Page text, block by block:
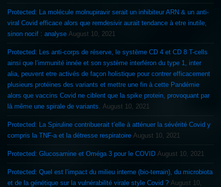
Protected: La molécule molnupiravir serait un inhibiteur ARN & un anti-
viral Covid efficace alors que remdesivir aurait tendance à etre inutile,
sinon nocif : analyse August 10, 2021
Protected: Les anti-corps de réserve, le système CD 4 et CD 8 T-cells
ainsi que l’immunité innée et son système interféron du type 1, inter
alia, peuvent etre activés de façon holistique pour contrer efficacement
plusieurs protéines des variants et mettre une fin à cette Pandémie
alors que vaccins Covid ne ciblent que la spike protein, provoquant par
là même une spirale de variants.
August 10, 2021
Protected: La Spiruline contribuerait t’elle à atténuer la sévérité Covid y
compris la TNF-a et la détresse respiratoire August 10, 2021
Protected: Glucosamine et Oméga 3 pour le COVID August 10, 2021
Protected: Quel est l’impact du milieu interne (bio-terrain), du microbiota
et de la génétique sur la vulnérabilité virale style Covid ? August 10,